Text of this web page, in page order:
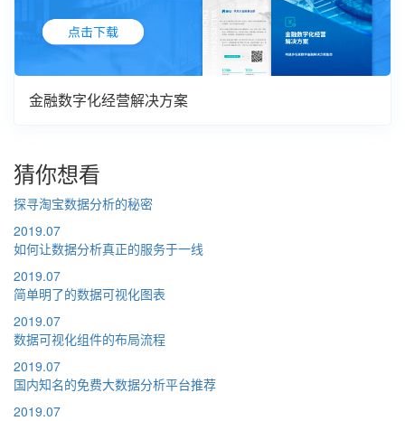
金融数字化经营解决方案
猜你想看
探寻淘宝数据分析的秘密
2019.07
如何让数据分析真正的服务于一线
2019.07
简单明了的数据可视化图表
2019.07
数据可视化组件的布局流程
2019.07
国内知名的免费大数据分析平台推荐
2019.07